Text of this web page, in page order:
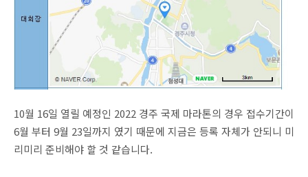
10월 16일 열릴 예정인 2022 경주 국제 마라톤의 경우 접수기간이
6월 부터 9월 23일까지 였기 때문에 지금은 등록 자체가 안되니 미
리미리 준비해야 할 것 같습니다.